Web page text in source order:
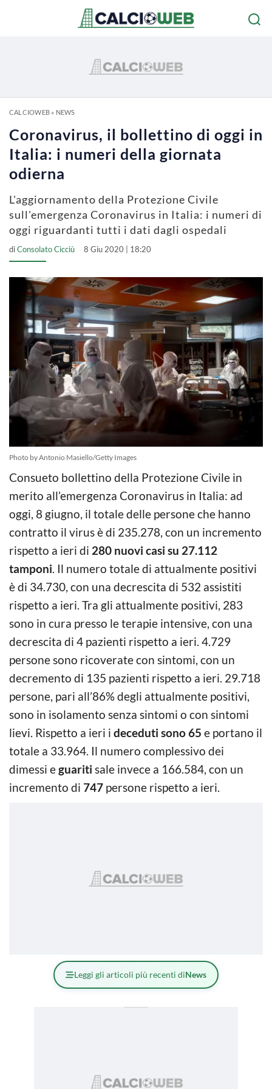
CALCIOWEB» NEWS
Coronavirus, il bollettino di oggi in
Italia: i numeri della giornata
odierna
L'aggiornamento della Protezione Civile
sull'emergenza Coronavirus in Italia: i numeri di
oggi riguardanti tutti i dati dagli ospedali
diConsolato Cicciù 8 Giu 2020 | 18:20
Photo by Antonio Masiello/Getty Images
Consueto bollettino della Protezione Civile in
merito all’emergenza Coronavirus in Italia: ad
oggi, 8 giugno, il totale delle persone che hanno
contratto il virus è di 235.278, con un incremento
rispetto a ieri di 280 nuovi casi su 27.112
tamponi. Il numero totale di attualmente positivi
è di 34.730, con una decrescita di 532 assistiti
rispetto a ieri. Tra gli attualmente positivi, 283
sono in cura presso le terapie intensive, con una
decrescita di 4 pazienti rispetto a ieri. 4.729
persone sono ricoverate con sintomi, con un
decremento di 135 pazienti rispetto a ieri. 29.718
persone, pari all’86% degli attualmente positivi,
sono in isolamento senza sintomi o con sintomi
lievi. Rispetto a ieri i deceduti sono 65 e portano il
totale a 33.964. Il numero complessivo dei
dimessi eguariti sale invece a 166.584, con un
incremento di 747 persone rispetto a ieri.
Leggi gli articoli più recenti diNews